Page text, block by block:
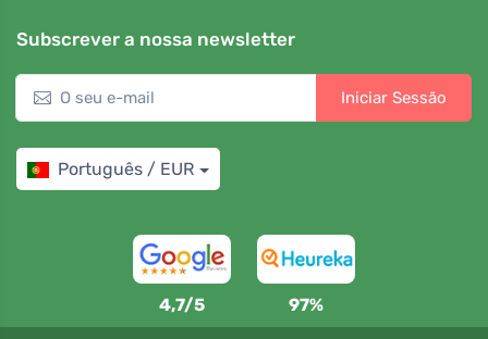
Subscrever a nossa newsletter
Iniciar Sessão
Português / EUR
4,7/5 97%